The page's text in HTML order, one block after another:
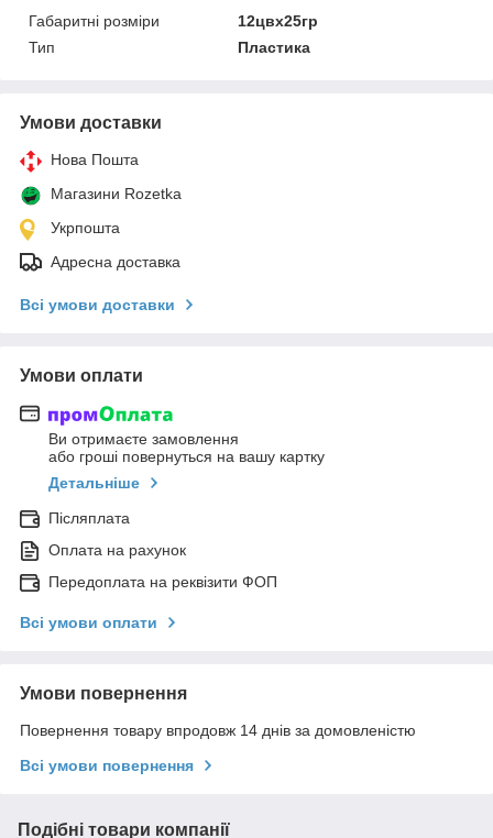
Габаритні розміри
12цвх25гр
Тип
Пластика
Умови доставки
Нова Пошта
Магазини Rozetka
Укрпошта
Адресна доставка
Всі умови доставки
Умови оплати
Ви отримаєте замовлення
або гроші повернуться на вашу картку
Детальніше
Післяплата
Оплата на рахунок
Передоплата на реквізити ФОП
Всі умови оплати
Умови повернення
Повернення товару впродовж 14 днів за домовленістю
Всі умови повернення
Подібні товари компанії